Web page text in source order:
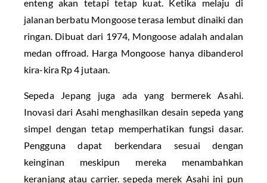
enteng akan tetapi tetap kuat. Ketika melaju di
jalanan berbatu Mongoose terasa lembut dinaiki dan
ringan. Dibuat dari 1974, Mongoose adalah andalan
medan offroad. Harga Mongoose hanya dibanderol
kira-kira Rp 4 jutaan.
Sepeda Jepang juga ada yang bermerek Asahi.
Inovasi dari Asahi menghasilkan desain sepeda yang
simpel dengan tetap memperhatikan fungsi dasar.
Pengguna dapat berkendara sesuai dengan
keinginan meskipun mereka menambahkan
keranjang atau carrier. sepeda merek Asahi ini pun